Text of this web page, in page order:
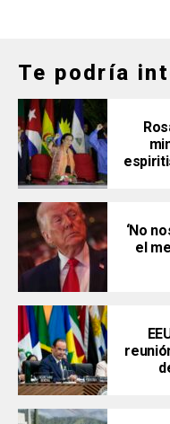
Te podría
‘No
el